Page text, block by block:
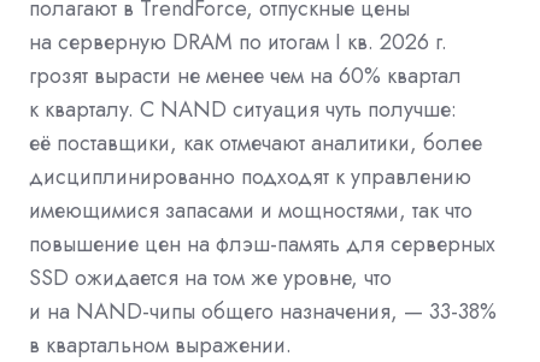
полагают в TrendForce, отпускные цены
на серверную DRAM по итогам I кв. 2026 г.
грозят вырасти не менее чем на 60% квартал
к кварталу. С NAND ситуация чуть получше:
её поставщики, как отмечают аналитики, более
дисциплинированно подходят к управлению
имеющимися запасами и мощностями, так что
повышение цен на флэш-память для серверных
SSD ожидается на том же уровне, что
и на NAND-чипы общего назначения, — 33-38%
в квартальном выражении.